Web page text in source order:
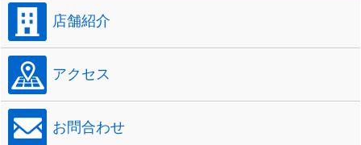
店舗紹介
アクセス
お問合わせ